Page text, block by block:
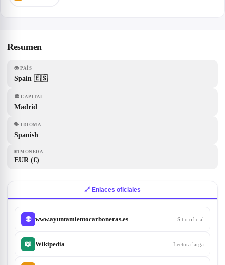
Resumen
🌍 PAÍS
Spain 🇪🇸
🏛 CAPITAL
Madrid
🗣 IDIOMA
Spanish
💵 MONEDA
EUR (€)
🔗 Enlaces oficiales
🌐 www.ayuntamientocarboneras.es Sitio oficial
📖 Wikipedia Lectura larga